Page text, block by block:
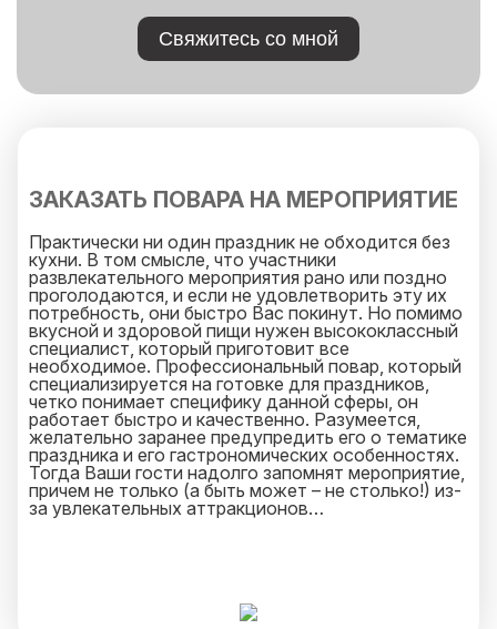
Свяжитесь со мной
ЗАКАЗАТЬ ПОВАРА НА МЕРОПРИЯТИЕ
Практически ни один праздник не обходится без
кухни. В том смысле, что участники
развлекательного мероприятия рано или поздно
проголодаются, и если не удовлетворить эту их
потребность, они быстро Вас покинут. Но помимо
вкусной и здоровой пищи нужен высококлассный
специалист, который приготовит все
необходимое. Профессиональный повар, который
специализируется на готовке для праздников,
четко понимает специфику данной сферы, он
работает быстро и качественно. Разумеется,
желательно заранее предупредить его о тематике
праздника и его гастрономических особенностях.
Тогда Ваши гости надолго запомнят мероприятие,
причем не только (а быть может – не столько!) из-
за увлекательных аттракционов…